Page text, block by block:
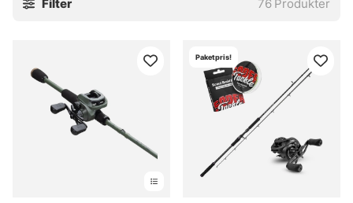
Filter 76 Produkter
Paketpris!